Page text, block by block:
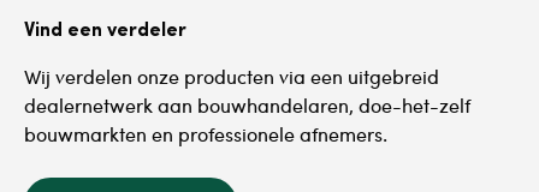
Vind een verdeler
Wij verdelen onze producten via een uitgebreid
dealernetwerk aan bouwhandelaren, doe-het-zelf
bouwmarkten en professionele afnemers.